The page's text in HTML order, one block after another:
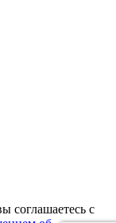
соглашаетесь с